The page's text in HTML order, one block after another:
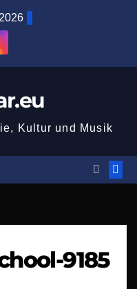
Kultur und Musik
9185